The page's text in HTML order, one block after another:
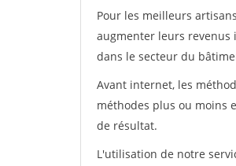
Pour les meilleurs
augmenter leurs
dans le secteur du
Avant internet, les
méthodes plus ou moins
de résultat.
L'utilisation de notre